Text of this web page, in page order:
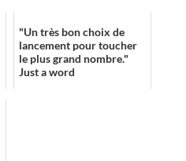
"Un très bon choix de
lancement pour toucher
le plus grand nombre."
Just a word